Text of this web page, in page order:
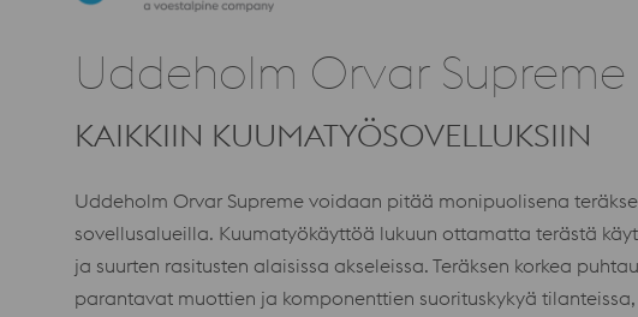
Uddeholm Orvar
KAIKKIIN KUUMATYÖSOVELLUKSIIN
Uddeholm Orvar Supreme voidaan pitää monipuolisena
sovellusalueilla. Kuumatyökäyttöä lukuun ottamatta terästä
ja suurten rasitusten alaisissa akseleissa. Teräksen korkea
parantavat muottien ja komponenttien suorituskykyä